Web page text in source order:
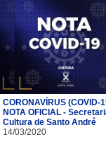
CORONAVÍRUS (COVID-
NOTA OFICIAL -
Cultura de Santo André
14/03/2020